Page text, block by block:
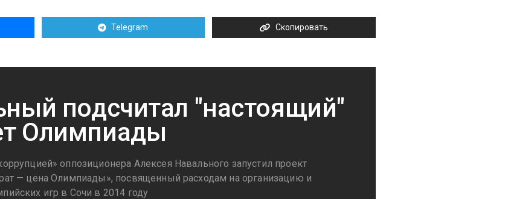
Telegram Скопировать
подсчитал "настоящий"
Олимпиады
оппозиционера Алексея Навального запустил проект
— цена Олимпиады», посвященный расходам на организацию и
игр в Сочи в 2014 году